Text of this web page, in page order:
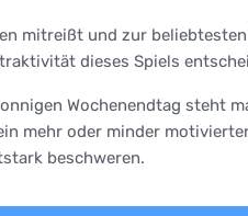
mitreißt und zur
dieses Spiels
Wochenendtag steht
mehr oder minder
beschweren.